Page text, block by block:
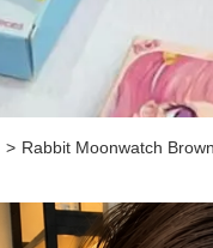
> Rabbit Moonwatch